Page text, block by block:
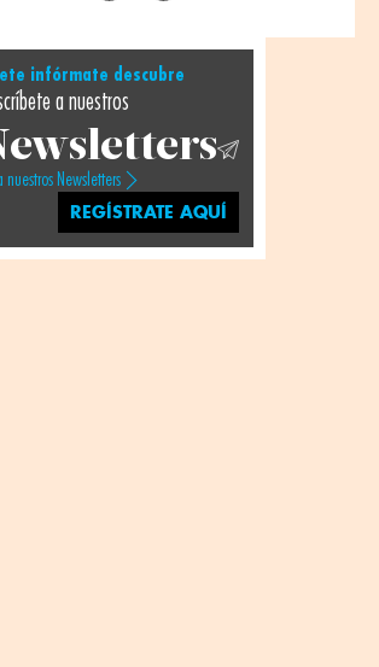
infórmate descubre
a nuestros
nuestros Newsletters
REGÍSTRATE AQUÍ